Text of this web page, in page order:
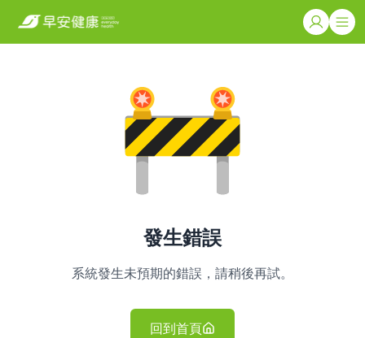
發生錯誤
系統發生未預期的錯誤，請稍後再試。
回到首頁